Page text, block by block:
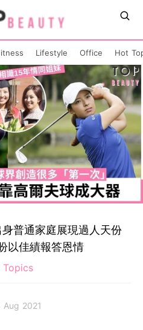
Lifestyle Office Hot
身普通家庭展現過人天份
以佳績報答恩情
Topics
Aug 2021